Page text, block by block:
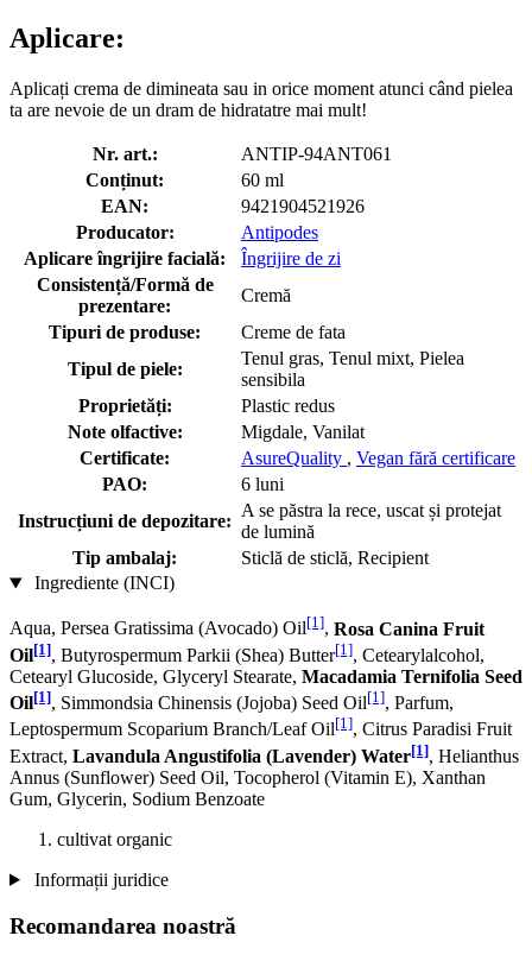
Aplicare:
Aplicați crema de dimineata sau in orice moment atunci când pielea
ta are nevoie de un dram de hidratatre mai mult!
Nr. art.:
ANTIP-94ANT061
Conținut:
60 ml
EAN:
9421904521926
Producator:
Antipodes
Aplicare îngrijire facială:
Îngrijire de zi
Consistență/Formă de
prezentare:
Cremă
Tipuri de produse:
Creme de fata
Tipul de piele:
Tenul gras, Tenul mixt, Pielea
sensibila
Proprietăți:
Plastic redus
Note olfactive:
Migdale, Vanilat
Certificate:
AsureQuality , Vegan fără certificare
PAO:
6 luni
Instrucțiuni de depozitare:
A se păstra la rece, uscat și protejat
de lumină
Tip ambalaj:
Sticlă de sticlă, Recipient
Ingrediente (INCI)
Aqua, Persea Gratissima (Avocado) Oil[1], Rosa Canina Fruit
Oil[1], Butyrospermum Parkii (Shea) Butter[1], Cetearylalcohol,
Cetearyl Glucoside, Glyceryl Stearate, Macadamia Ternifolia Seed
Oil[1], Simmondsia Chinensis (Jojoba) Seed Oil[1], Parfum,
Leptospermum Scoparium Branch/Leaf Oil[1], Citrus Paradisi Fruit
Extract, Lavandula Angustifolia (Lavender) Water[1], Helianthus
Annus (Sunflower) Seed Oil, Tocopherol (Vitamin E), Xanthan
Gum, Glycerin, Sodium Benzoate
cultivat organic
Informații juridice
Recomandarea noastră